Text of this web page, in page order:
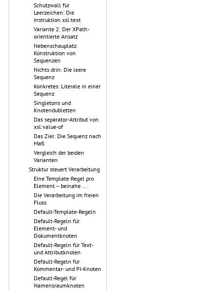
Schutzwall für
Leerzeichen: Die
Instruktion xsl:text
Variante 2: Der XPath-
orientierte Ansatz
Nebenschauplatz:
Konstruktion von
Sequenzen
Nichts drin: Die leere
Sequenz
Konkretes: Literale in einer
Sequenz
Singletons und
Knotendubletten
Das separator-Attribut von
xsl:value-of
Das Ziel: Die Sequenz nach
Maß
Vergleich der beiden
Varianten
Struktur steuert Verarbeitung
Eine Template-Regel pro
Element – beinahe ...
Die Verarbeitung im freien
Fluss
Default-Template-Regeln
Default-Regeln für
Element- und
Dokumentknoten
Default-Regeln für Text-
und Attributknoten
Default-Regeln für
Kommentar- und PI-Knoten
Default-Regel für
Namensraumknoten